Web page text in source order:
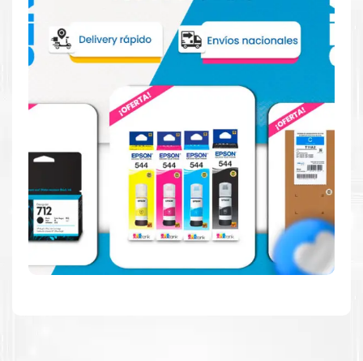
Hecho para ser fácil de usar
Simple y fácil de usar. Nuestros cartuchos e impresoras
están hechos para facilitar la carga, la impresión y los
resultados.